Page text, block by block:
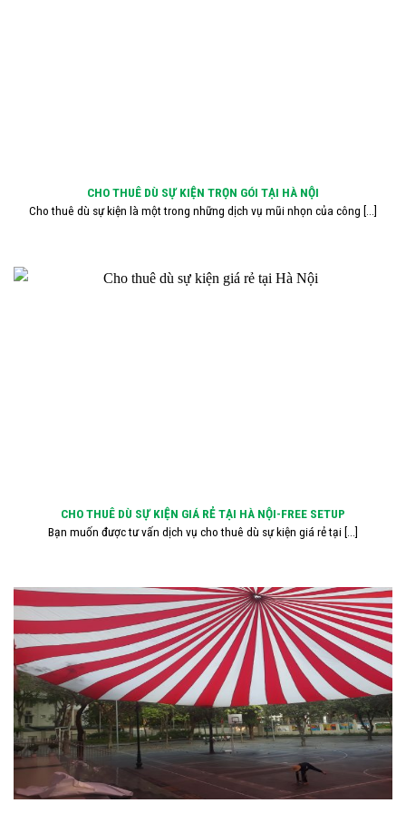
CHO THUÊ DÙ SỰ KIỆN TRỌN GÓI TẠI HÀ NỘI
Cho thuê dù sự kiện là một trong những dịch vụ mũi nhọn của công [...]
CHO THUÊ DÙ SỰ KIỆN GIÁ RẺ TẠI HÀ NỘI-FREE SETUP
Bạn muốn được tư vấn dịch vụ cho thuê dù sự kiện giá rẻ tại [...]